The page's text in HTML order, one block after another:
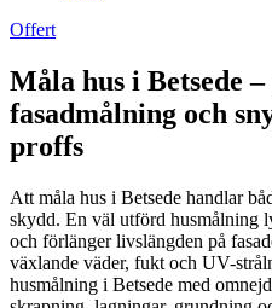
Offert
Måla hus i Betsede
fasadmålning och
proffs
Att måla hus i Betsede handlar
skydd. En väl utförd husmålning
och förlänger livslängden på
växlande väder, fukt och UV-
husmålning i Betsede med